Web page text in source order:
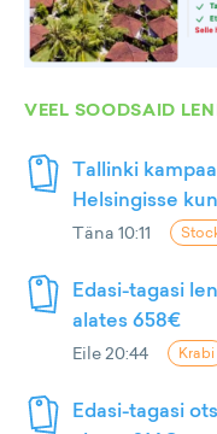
VEEL SOODSAID
Tallinki
Helsingisse
Täna 10:11
Edasi-tagasi
alates 658€
Eile 20:44 Krabi
Edasi-tagasi